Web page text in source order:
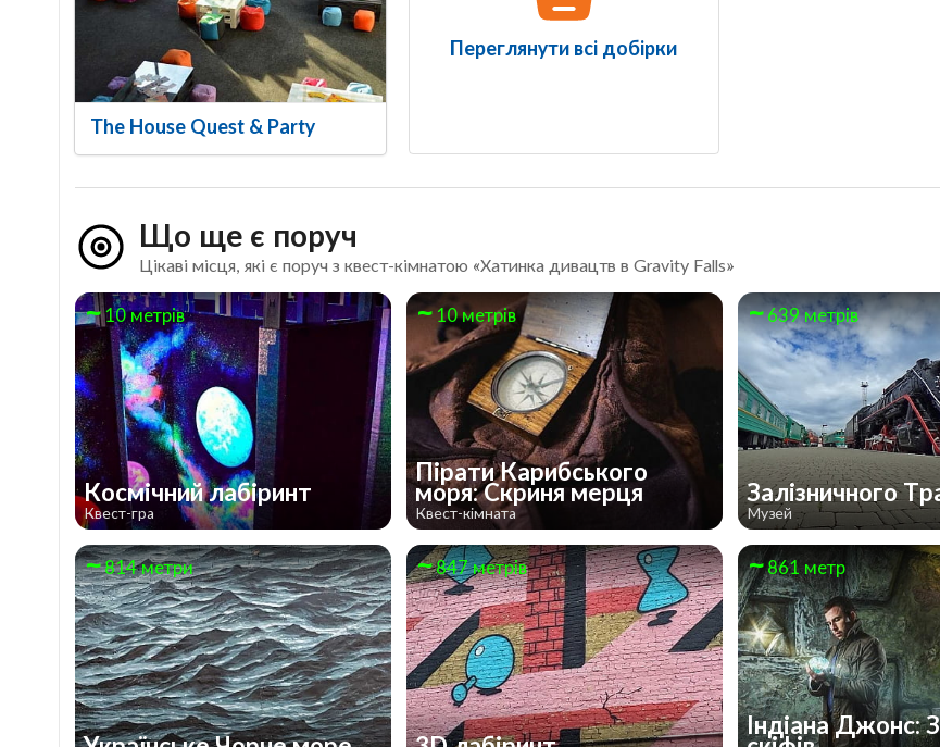
The House Quest & Party
Переглянути всі добірки
Що ще є поруч
Цікаві місця, які є поруч з квест-кімнатою «Хатинка дивацтв в Gravity Falls»
10 метрів
Космічний лабіринт
Квест-гра
10 метрів
Пірати Карибського
моря: Скриня мерця
Квест-кімната
639 метрів
Залізничного
Музей
814 метри 847 метрів 861 метр
Індіана Джонс: